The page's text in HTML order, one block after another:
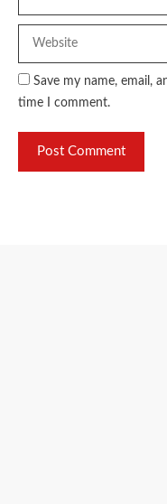
Save my name, email,
time I comment.